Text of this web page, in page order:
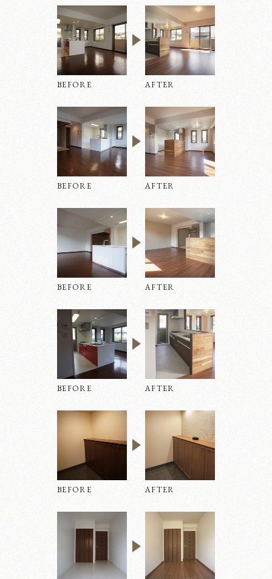
リノベーション
BEFORE AFTER
BEFORE AFTER
BEFORE AFTER
BEFORE AFTER
BEFORE AFTER